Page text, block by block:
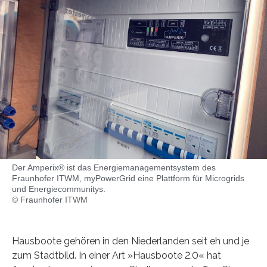
Der Amperix® ist das Energiemanagementsystem des
Fraunhofer ITWM, myPowerGrid eine Plattform für Microgrids
und Energiecommunitys.
© Fraunhofer ITWM
Hausboote gehören in den Niederlanden seit eh und je
zum Stadtbild. In einer Art »Hausboote 2.0« hat